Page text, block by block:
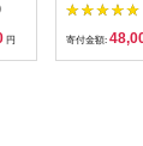
円
ィナーコー
寄付金額: